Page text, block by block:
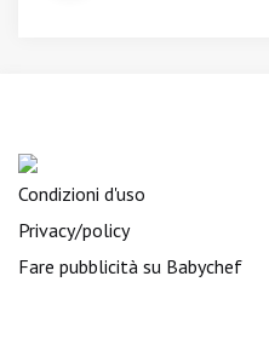
Condizioni d'uso
Privacy/policy
Fare pubblicità su Babychef